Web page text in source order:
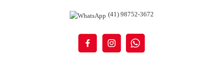
(41) 98752-3672